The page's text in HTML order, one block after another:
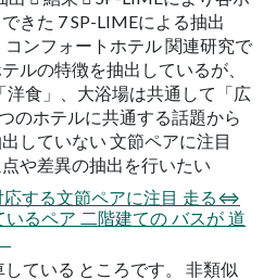
きた 7 SP-LIMEによる抽出
ンフォートホテル 関連研究で
ルの特徴を抽出しているが、
食」、大浴場は共通して「広
のホテルに共通する話題から
していない 文節ペアに注目
や差異の抽出を行いたい
応する文節ペアに注目 走る⇔
るペア 二階建ての バスが 道
ている ところです。 非類似